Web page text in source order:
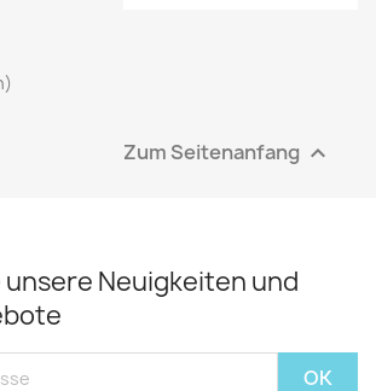
Zum Seitenanfang 
Neuigkeiten und